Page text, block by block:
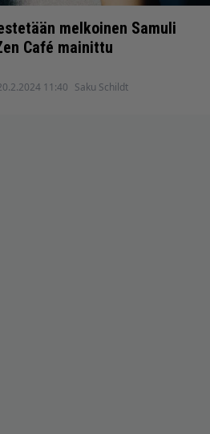
melkoinen Samuli
Café mainittu
11:40 Saku Schildt